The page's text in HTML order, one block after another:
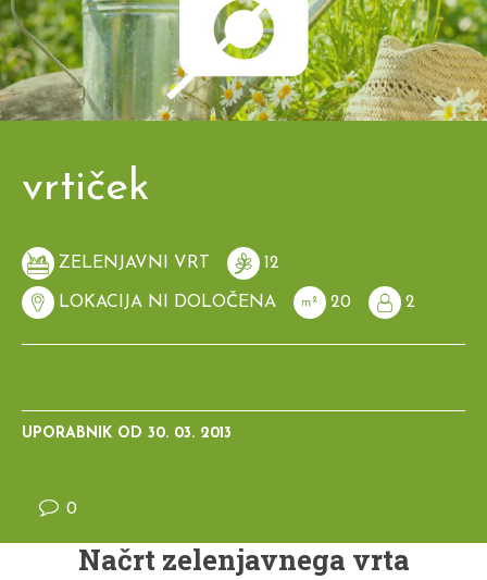
vrtiček
ZELENJAVNI VRT 12
LOKACIJA NI DOLOČENA 20 2
UPORABNIK OD 30. 03. 2013
0
Načrt zelenjavnega vrta